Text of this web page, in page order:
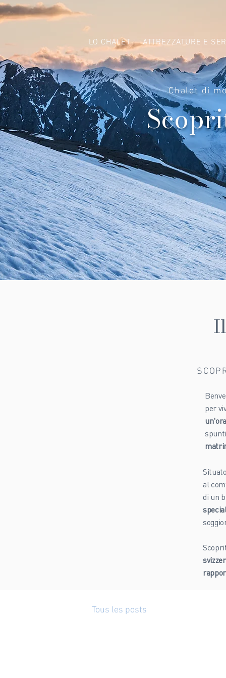
LO CHALET ATTREZZATURE E
Chalet di
per
al
di un
Tous les posts